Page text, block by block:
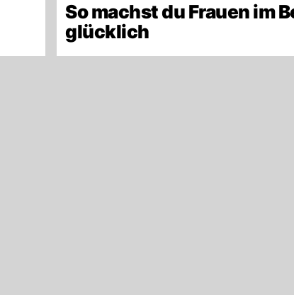
So machst du Frauen im
glücklich